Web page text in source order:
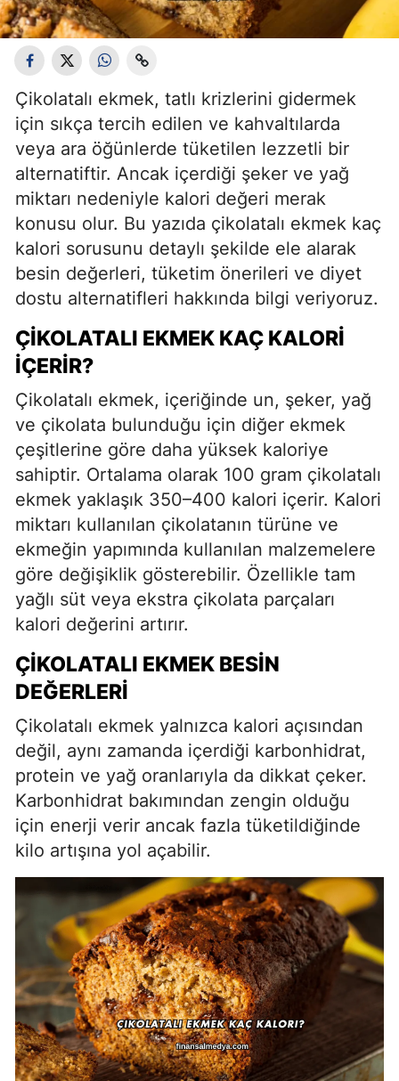
Çikolatalı ekmek, tatlı krizlerini gidermek
için sıkça tercih edilen ve kahvaltılarda
veya ara öğünlerde tüketilen lezzetli bir
alternatiftir. Ancak içerdiği şeker ve yağ
miktarı nedeniyle kalori değeri merak
konusu olur. Bu yazıda çikolatalı ekmek kaç
kalori sorusunu detaylı şekilde ele alarak
besin değerleri, tüketim önerileri ve diyet
dostu alternatifleri hakkında bilgi veriyoruz.
ÇIKOLATALI EKMEK KAÇ KALORI
İÇERIR?
Çikolatalı ekmek, içeriğinde un, şeker, yağ
ve çikolata bulunduğu için diğer ekmek
çeşitlerine göre daha yüksek kaloriye
sahiptir. Ortalama olarak 100 gram çikolatalı
ekmek yaklaşık 350–400 kalori içerir. Kalori
miktarı kullanılan çikolatanın türüne ve
ekmeğin yapımında kullanılan malzemelere
göre değişiklik gösterebilir. Özellikle tam
yağlı süt veya ekstra çikolata parçaları
kalori değerini artırır.
ÇIKOLATALI EKMEK BESIN
DEĞERLERI
Çikolatalı ekmek yalnızca kalori açısından
değil, aynı zamanda içerdiği karbonhidrat,
protein ve yağ oranlarıyla da dikkat çeker.
Karbonhidrat bakımından zengin olduğu
için enerji verir ancak fazla tüketildiğinde
kilo artışına yol açabilir.